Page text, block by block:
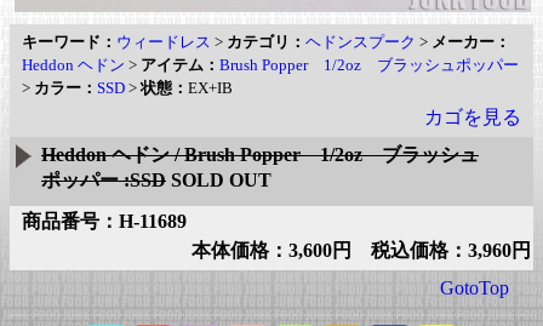
キーワード： ウィードレス > カテゴリ： ヘドンスプーク > メーカー：
Heddon ヘドン > アイテム： Brush Popper 1/2oz ブラッシュポッパー
> カラー： SSD >状態： EX+IB
カゴを見る
Heddon ヘドン / Brush Popper 1/2oz ブラッシュ
ポッパー :SSD SOLD OUT
商品番号：H-11689
本体価格：3,600円 税込価格：3,960円
GotoTop